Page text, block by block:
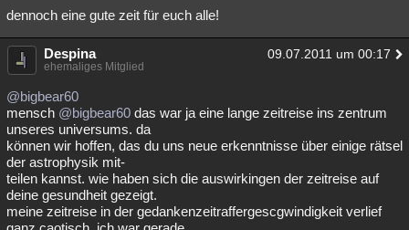
dennoch eine gute zeit für euch alle!
Despina 09.07.2011 um 00:17
ehemaliges Mitglied
@bigbear60
mensch @bigbear60 das war ja eine lange zeitreise ins zentrum
unseres universums. da
können wir hoffen, das du uns neue erkenntnisse über einige rätsel
der astrophysik mit-
teilen kannst. wie haben sich die auswirkingen der zeitreise auf
deine gesundheit gezeigt.
meine zeitreise in der gedankenzeitraffergescgwindigkeit verlief